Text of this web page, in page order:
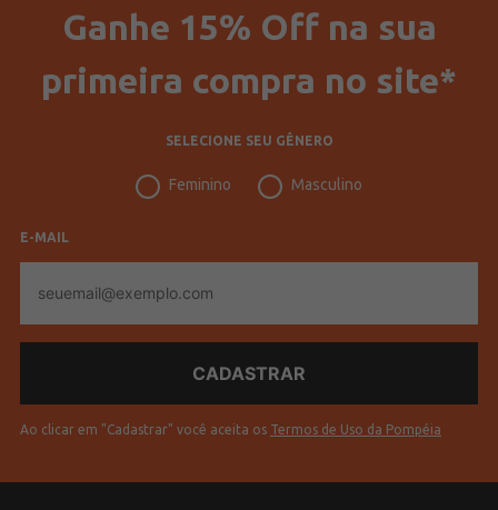
Ganhe 15% Off na sua
primeira compra no site*
SELECIONE SEU GÊNERO
Feminino Masculino
E-MAIL
mail
Ao clicar em "Cadastrar" você aceita os Termos de Uso da Pompéia